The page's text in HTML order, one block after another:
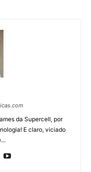
da Supercell, por
E claro, viciado